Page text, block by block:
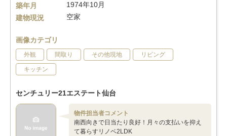
築年月
1974年10月
建物現況
空家
画像カテゴリ
外観 間取り その他現地 リビング
キッチン
センチュリー21エステート仙台
物件担当者コメント
南西向きで日当たり良好！月々の支払いを抑え
て暮らすリノベ2LDK